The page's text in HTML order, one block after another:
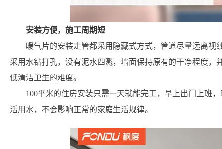
安装方便，施工周期短
暖气片的安装走管都采用隐藏式方式，管道尽量远离
采用水钻打孔，没有泥水四溅，墙面保持原有的干净程度
低清洁卫生的难度。
100平米的住房安装只需一天就能完工，早上出门上班
活用水，不会影响正常的家庭生活规律。